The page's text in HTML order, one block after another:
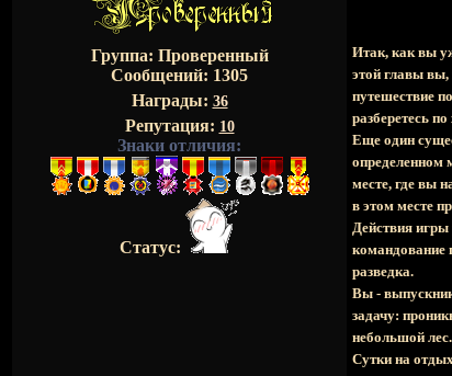
Группа: Проверенный
Сообщений: 1305
Награды: 36
Репутация: 10
Знаки отличия:
Статус:
Итак, как вы
этой главы вы,
путешествие
разберетесь
Еще один
определенном
месте, где вы
в этом месте
Действия игры
командование
разведка.
Вы -
задачу:
небольшой лес.
Сутки на